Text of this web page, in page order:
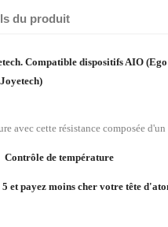
du produit
Compatible dispositifs AIO
avec cette résistance composée
Contrôle de température
et payez moins cher votre tête